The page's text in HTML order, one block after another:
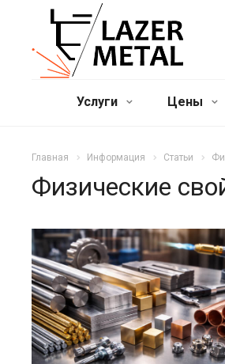
Услуги Цены
Главная Информация Статьи
Физические